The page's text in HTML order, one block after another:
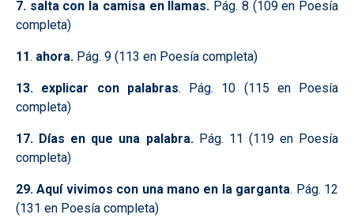
7. salta con la camisa en llamas. Pág. 8 (109 en Poesía
completa)
11. ahora. Pág. 9 (113 en Poesía completa)
13. explicar con palabras. Pág. 10 (115 en Poesía
completa)
17. Días en que una palabra. Pág. 11 (119 en Poesía
completa)
29. Aquí vivimos con una mano en la garganta. Pág. 12
(131 en Poesía completa)